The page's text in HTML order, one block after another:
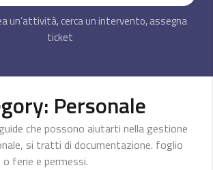
Personale
che possono aiutarti nella gestione
si tratti di documentazione. foglio
ferie e permessi.